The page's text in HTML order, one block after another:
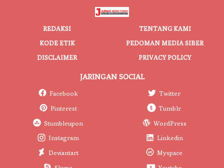
REDAKSI
TENTANG KAMI
KODE ETIK
PEDOMAN MEDIA SIBER
DISCLAIMER
PRIVACY POLICY
JARINGAN SOCIAL
Facebook
Twitter
Pinterest
Tumblr
Stumbleupon
WordPress
Instagram
Linkedin
Deviantart
Myspace